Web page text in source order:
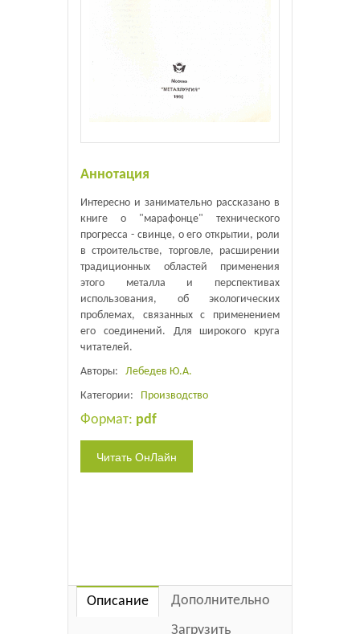
Аннотация
Интересно и занимательно рассказано в
книге о "марафонце" технического
прогресса - свинце, о его открытии, роли
в строительстве, торговле, расширении
традиционных областей применения
этого металла и перспективах
использования, об экологических
проблемах, связанных с применением
его соединений. Для широкого круга
читателей.
Авторы: Лебедев Ю.А.
Категории: Производство
Формат: pdf
Описание
Дополнительно
Загрузить